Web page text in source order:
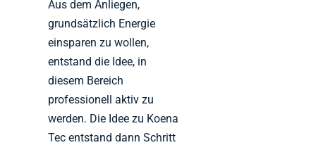
Aus dem Anliegen,
grundsätzlich Energie
einsparen zu wollen,
entstand die Idee, in
diesem Bereich
professionell aktiv zu
werden. Die Idee zu Koena
Tec entstand dann Schritt